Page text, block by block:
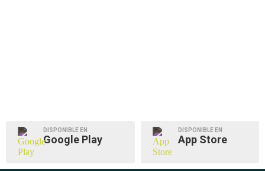
DISPONIBLE EN
Google Play
DISPONIBLE EN
App Store